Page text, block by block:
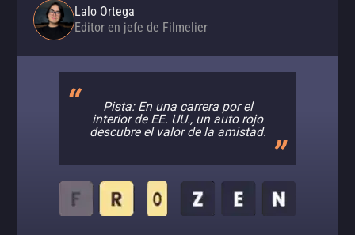
Lalo Ortega
Editor en jefe de Filmelier
Pista: En una carrera por el
interior de EE. UU., un auto rojo
descubre el valor de la amistad.